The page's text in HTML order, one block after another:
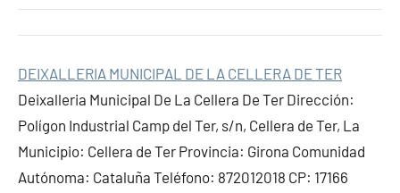
DEIXALLERIA MUNICIPAL DE LA CELLERA DE TER
Deixalleria Municipal De La Cellera De Ter Dirección:
Polígon Industrial Camp del Ter, s/n, Cellera de Ter, La
Municipio: Cellera de Ter Provincia: Girona Comunidad
Autónoma: Cataluña Teléfono: 872012018 CP: 17166